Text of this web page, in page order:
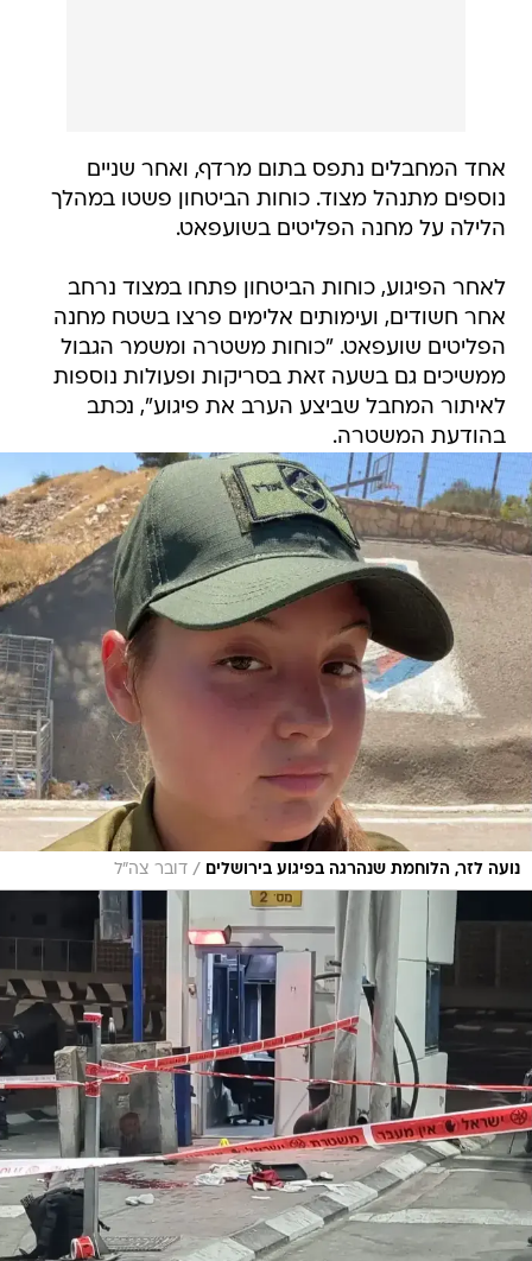
הלילה על מחנה הפליטים בשועפאט.
לאחר הפיגוע, כוחות הביטחון פתחו במצוד נרחב
הפליטים שועפאט. "כוחות משטרה ומשמר הגבול
ממשיכים גם בשעה זאת בסריקות ופעולות נוספות
לאיתור המחבל שביצע הערב את פיגוע", נכתב
בהודעת המשטרה.
נועה לזר, הלוחמת שנהרגה בפיגוע בירושלים דובר צה"ל
זירת הפיגוע, הערב / אתר רשמי, קבוצת מדברים תקשורת